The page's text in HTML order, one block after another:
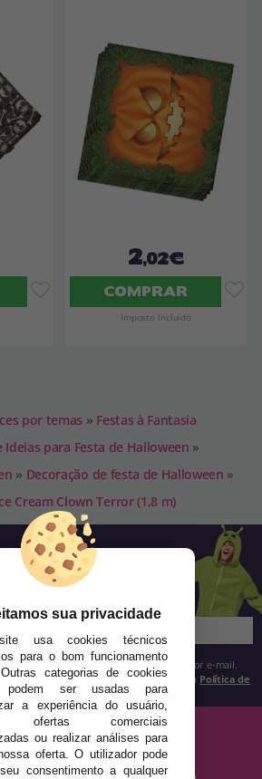
2,02€
COMPRAR
Imposto Incluído
por temas » Festas à Fantasia
Ideias para Festa de Halloween »
» Decoração de festa de Halloween »
Cream Clown Terror (1,8 m)
NOSSA
de tudo antes de
exclusivos, novidades e tendências por e-mail.
momento, conforme estipulado na Política de
sua privacidade
usa cookies técnicos
para o bom funcionamento
categorias de cookies
podem ser usadas para
a experiência do usuário,
ofertas comerciais
ou realizar análises para
oferta. O utilizador pode
consentimento a qualquer